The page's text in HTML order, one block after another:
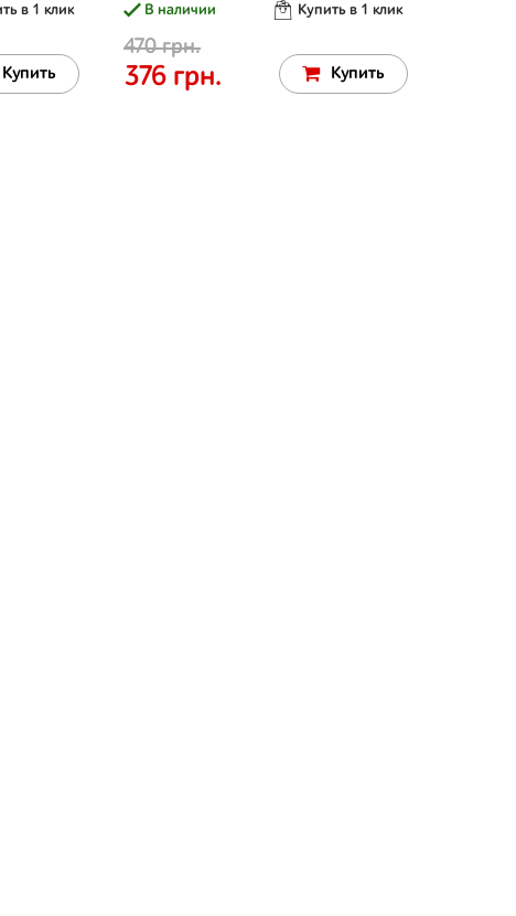
в 1 клик
Купить
В наличии
Купить в 1 клик
470 грн.
376 грн. Купить